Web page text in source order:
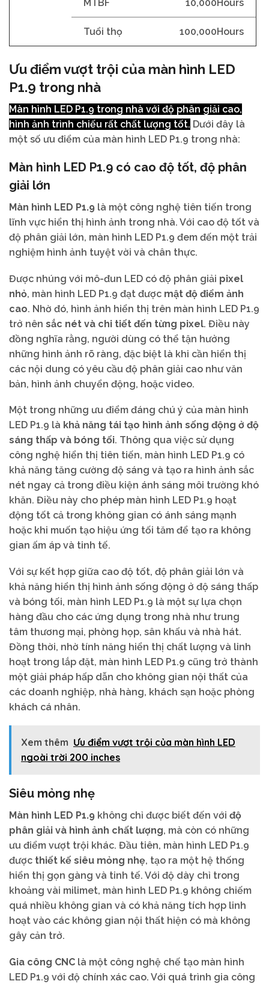
MTBF 10,000Hours
Tuổi thọ 100,000Hours
Ưu điểm vượt trội của màn hình LED
P1.9 trong nhà
Màn hình LED P1.9 trong nhà với độ phân giải cao,
hình ảnh trình chiếu rất chất lượng tốt. Dưới đây là
một số ưu điểm của màn hình LED P1.9 trong nhà:
Màn hình LED P1.9 có cao độ tốt, độ phân
giải lớn
Màn hình LED P1.9 là một công nghệ tiên tiến trong
lĩnh vực hiển thị hình ảnh trong nhà. Với cao độ tốt và
độ phân giải lớn, màn hình LED P1.9 đem đến một trải
nghiệm hình ảnh tuyệt vời và chân thực.
Được nhúng với mô-đun LED có độ phân giải pixel
nhỏ, màn hình LED P1.9 đạt được mật độ điểm ảnh
cao. Nhờ đó, hình ảnh hiển thị trên màn hình LED P1.9
trở nên sắc nét và chi tiết đến từng pixel. Điều này
đồng nghĩa rằng, người dùng có thể tận hưởng
những hình ảnh rõ ràng, đặc biệt là khi cần hiển thị
các nội dung có yêu cầu độ phân giải cao như văn
bản, hình ảnh chuyển động, hoặc video.
Một trong những ưu điểm đáng chú ý của màn hình
LED P1.9 là khả năng tái tạo hình ảnh sống động ở độ
sáng thấp và bóng tối. Thông qua việc sử dụng
công nghệ hiển thị tiên tiến, màn hình LED P1.9 có
khả năng tăng cường độ sáng và tạo ra hình ảnh sắc
nét ngay cả trong điều kiện ánh sáng môi trường khó
khăn. Điều này cho phép màn hình LED P1.9 hoạt
động tốt cả trong không gian có ánh sáng mạnh
hoặc khi muốn tạo hiệu ứng tối tăm để tạo ra không
gian ấm áp và tinh tế.
Với sự kết hợp giữa cao độ tốt, độ phân giải lớn và
khả năng hiển thị hình ảnh sống động ở độ sáng thấp
và bóng tối, màn hình LED P1.9 là một sự lựa chọn
hàng đầu cho các ứng dụng trong nhà như trung
tâm thương mại, phòng họp, sân khấu và nhà hát.
Đồng thời, nhờ tính năng hiển thị chất lượng và linh
hoạt trong lắp đặt, màn hình LED P1.9 cũng trở thành
một giải pháp hấp dẫn cho không gian nội thất của
các doanh nghiệp, nhà hàng, khách sạn hoặc phòng
khách cá nhân.
Xem thêm Ưu điểm vượt trội của màn hình LED
ngoài trời 200 inches
Siêu mỏng nhẹ
Màn hình LED P1.9 không chỉ được biết đến với độ
phân giải và hình ảnh chất lượng, mà còn có những
ưu điểm vượt trội khác. Đầu tiên, màn hình LED P1.9
được thiết kế siêu mỏng nhẹ, tạo ra một hệ thống
hiển thị gọn gàng và tinh tế. Với độ dày chỉ trong
khoảng vài milimet, màn hình LED P1.9 không chiếm
quá nhiều không gian và có khả năng tích hợp linh
hoạt vào các không gian nội thất hiện có mà không
gây cản trở.
Gia công CNC là một công nghệ chế tạo màn hình
LED P1.9 với độ chính xác cao. Với quá trình gia công